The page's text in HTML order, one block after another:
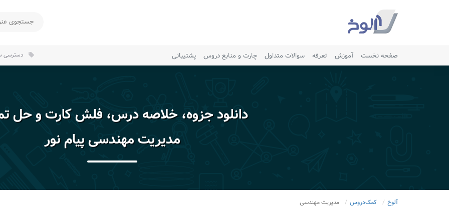
صفحه نخست آموزش تعرفه سوالات متداول چارت و منابع دروس پشتیبانی local_offer دسترسی
دانلود جزوه، خلاصه درس، فلش کارت و حل
مدیریت مهندسی پیام نور
آلوخ کمک‌دروس مدیریت مهندسی